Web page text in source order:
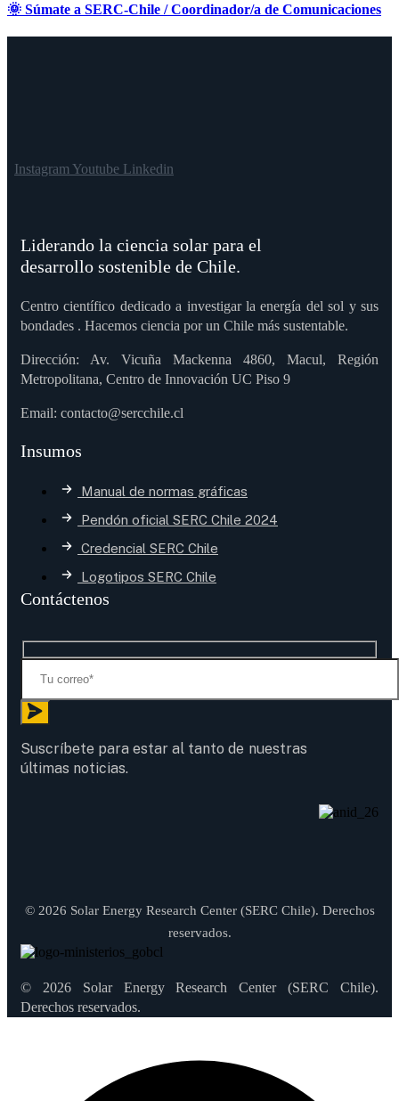
🌞 Súmate a SERC-Chile / Coordinador/a de Comunicaciones
InstagramYoutube Linkedin
Liderando la ciencia solar para el
desarrollo sostenible de Chile.
Centro científico dedicado a investigar la energía del sol y sus
bondades . Hacemos ciencia por un Chile más sustentable.
Dirección: Av. Vicuña Mackenna 4860, Macul, Región
Metropolitana, Centro de Innovación UC Piso 9
Email: contacto@sercchile.cl
Insumos
Manual de normas gráficas
Pendón oficial SERC Chile 2024
Credencial SERC Chile
Logotipos SERC Chile
Contáctenos
Suscríbete para estar al tanto de nuestras
últimas noticias.
© 2026 Solar Energy Research Center (SERC Chile). Derechos
reservados.
© 2026 Solar Energy Research Center (SERC Chile).
Derechos reservados.